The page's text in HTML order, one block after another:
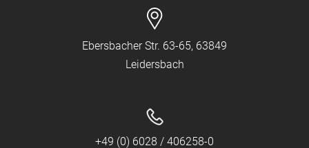
Ebersbacher Str. 63-65, 63849
Leidersbach
+49 (0) 6028 / 406258-0